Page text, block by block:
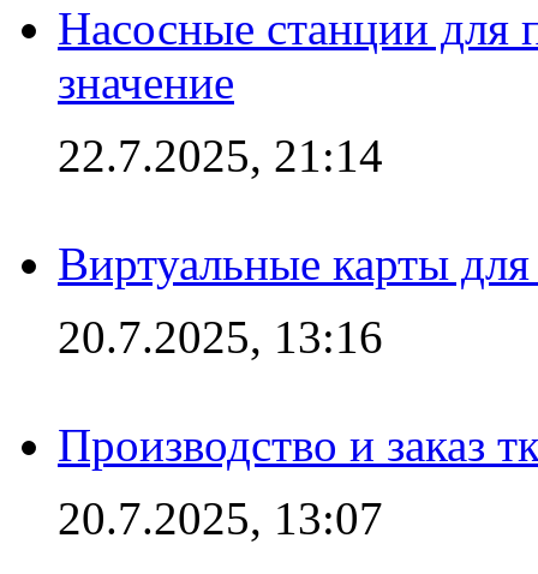
Насосные станции для
значение
22.7.2025, 21:14
Виртуальные карты
20.7.2025, 13:16
Производство и заказ
20.7.2025, 13:07